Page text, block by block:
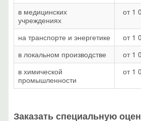
в медицинских
учреждениях
от 1
на транспорте и энергетике от 1
в локальном производстве
от 1
в химической
промышленности
от 1
Заказать специальную